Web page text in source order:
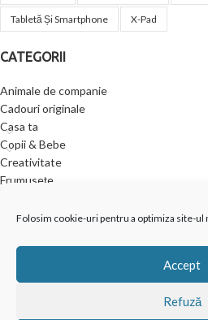
Folosim cookie-uri pentru a optimiza site-ul
Accept
Refuză
Tabletă Și Smartphone X-Pad
CATEGORII
Animale de companie
Cadouri originale
Casa ta
Copii & Bebe
Creativitate
Frumusețe
Outdoor